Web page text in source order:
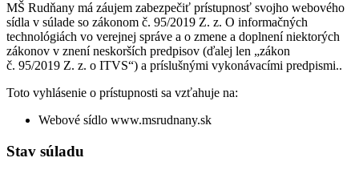
MŠ Rudňany má záujem zabezpečiť prístupnosť svojho webového
sídla v súlade so zákonom č. 95/2019 Z. z. O informačných
technológiách vo verejnej správe a o zmene a doplnení niektorých
zákonov v znení neskorších predpisov (ďalej len „zákon
č. 95/2019 Z. z. o ITVS“) a príslušnými vykonávacími predpismi..
Toto vyhlásenie o prístupnosti sa vzťahuje na:
Webové sídlo www.msrudnany.sk
Stav súladu